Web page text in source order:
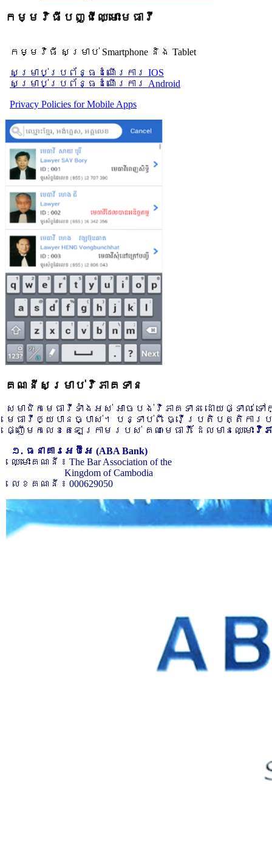
កម្មវិធីបញ្ជីឈ្មោះមេធាវី
កម្មវិធី សម្រាប់ Smartphone និង Tablet
សម្រាប់​ប្រព័ន្ធដំណើរការ IOS
សម្រាប់​ប្រព័ន្ធដំណើរការ Android
Privacy Policies for Mobile Apps
គណនីសម្រាប់វិភាគទាន
សមាជិកមេធាវីទាំងអស់ អាចបង់វិភាគទាន ដោយផ្ទាល់
មេធាវីឲ្យបានច្បាស់។ បន្ទាប់ពី ធ្វើប្រតិបត្តិកា
ផ្ញើមកលេខតេឡេក្រាមរបស់ គណៈមេធាវី ដែលមានឈ្មោះ វិភ
១. ធនាគារអេប៊ីអេ (ABA Bank)
ឈ្មោះគណនី ៖ The Bar Association of the
Kingdom of Cambodia
លេខគណនី ៖ 000629050